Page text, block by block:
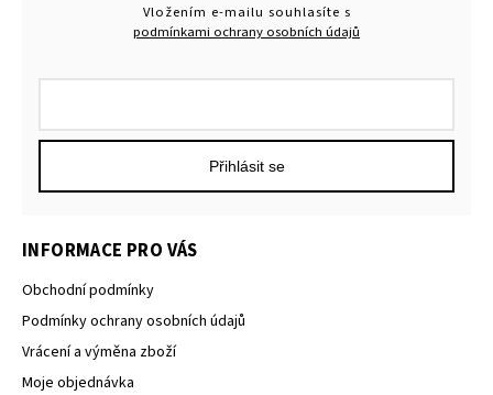
Vložením e-mailu souhlasíte s
podmínkami ochrany osobních údajů
Přihlásit se
INFORMACE PRO VÁS
Obchodní podmínky
Podmínky ochrany osobních údajů
Vrácení a výměna zboží
Moje objednávka